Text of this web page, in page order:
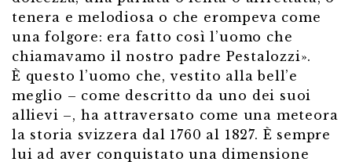
tenera e melodiosa o che erompeva come
una folgore: era fatto così l’uomo che
chiamavamo il nostro padre Pestalozzi».
È questo l’uomo che, vestito alla bell’e
meglio – come descritto da uno dei suoi
allievi –, ha attraversato come una meteora
la storia svizzera dal 1760 al 1827. È sempre
lui ad aver conquistato una dimensione